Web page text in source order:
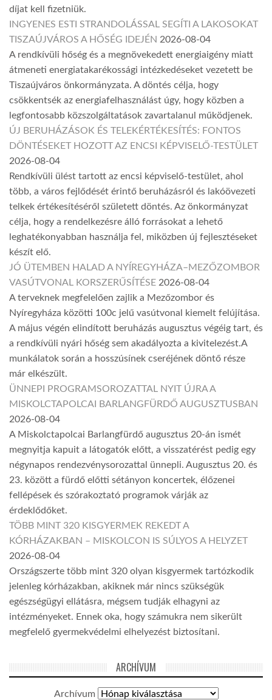
díjat kell fizetniük.
INGYENES ESTI STRANDOLÁSSAL SEGÍTI A LAKOSOKAT
TISZAÚJVÁROS A HŐSÉG IDEJÉN 2026-08-04
A rendkívüli hőség és a megnövekedett energiaigény miatt
átmeneti energiatakarékossági intézkedéseket vezetett be
Tiszaújváros önkormányzata. A döntés célja, hogy
csökkentsék az energiafelhasználást úgy, hogy közben a
legfontosabb közszolgáltatások zavartalanul működjenek.
ÚJ BERUHÁZÁSOK ÉS TELEKÉRTÉKESÍTÉS: FONTOS
DÖNTÉSEKET HOZOTT AZ ENCSI KÉPVISELŐ-TESTÜLET
2026-08-04
Rendkívüli ülést tartott az encsi képviselő-testület, ahol
több, a város fejlődését érintő beruházásról és lakóövezeti
telkek értékesítéséről született döntés. Az önkormányzat
célja, hogy a rendelkezésre álló forrásokat a lehető
leghatékonyabban használja fel, miközben új fejlesztéseket
készít elő.
JÓ ÜTEMBEN HALAD A NYÍREGYHÁZA–MEZŐZOMBOR
VASÚTVONAL KORSZERŰSÍTÉSE 2026-08-04
A terveknek megfelelően zajlik a Mezőzombor és
Nyíregyháza közötti 100c jelű vasútvonal kiemelt felújítása.
A május végén elindított beruházás augusztus végéig tart, és
a rendkívüli nyári hőség sem akadályozta a kivitelezést.A
munkálatok során a hosszúsínek cseréjének döntő része
már elkészült.
ÜNNEPI PROGRAMSOROZATTAL NYIT ÚJRA A
MISKOLCTAPOLCAI BARLANGFÜRDŐ AUGUSZTUSBAN
2026-08-04
A Miskolctapolcai Barlangfürdő augusztus 20-án ismét
megnyitja kapuit a látogatók előtt, a visszatérést pedig egy
négynapos rendezvénysorozattal ünnepli. Augusztus 20. és
23. között a fürdő előtti sétányon koncertek, élőzenei
fellépések és szórakoztató programok várják az
érdeklődőket.
TÖBB MINT 320 KISGYERMEK REKEDT A
KÓRHÁZAKBAN – MISKOLCON IS SÚLYOS A HELYZET
2026-08-04
Országszerte több mint 320 olyan kisgyermek tartózkodik
jelenleg kórházakban, akiknek már nincs szükségük
egészségügyi ellátásra, mégsem tudják elhagyni az
intézményeket. Ennek oka, hogy számukra nem sikerült
megfelelő gyermekvédelmi elhelyezést biztosítani.
ARCHÍVUM
Archívum